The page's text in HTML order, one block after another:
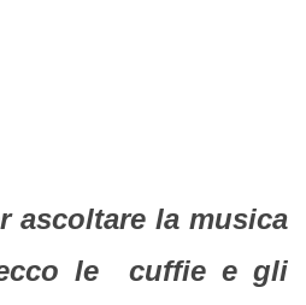
ascoltare la musica
le cuffie e gli